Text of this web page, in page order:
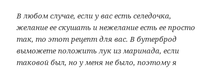
В любом случае, если у вас есть селедочка,
желание ее скушать и нежелание есть ее просто
так, то этот рецепт для вас. В бутерброд
выможете положить лук из маринада, если
таковой был, но у меня не было, поэтому я